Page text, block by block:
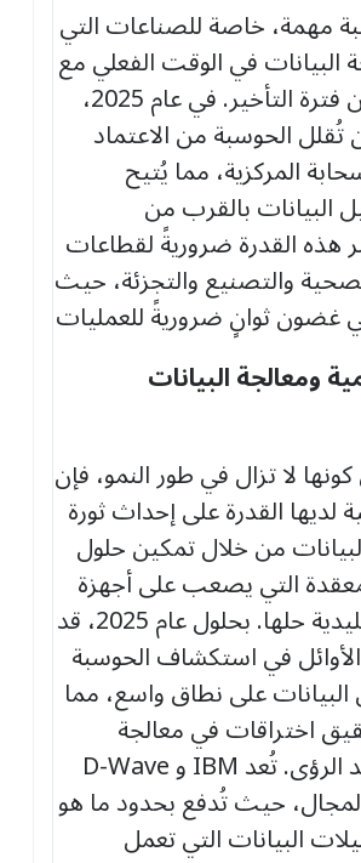
مهمة، خاصة للصناعات التي
في الوقت الفعلي مع
الحد الأدنى من فترة التأخير. في عام 2025،
تُقلل الحوسبة من الاعتماد
المركزية، مما يُتيح
البيانات بالقرب من
هذه القدرة ضروريةً لقطاعات
والتصنيع والتجزئة، حيث
غضون ثوانٍ ضروريةً للعمليات
ومعالجة البيانات
لا تزال في طور النمو، فإن
لديها القدرة على إحداث ثورة
من خلال تمكين حلول
التي يصعب على أجهزة
الكمبيوتر التقليدية حلها. بحلول عام 2025، قد
الأوائل في استكشاف الحوسبة
البيانات على نطاق واسع، مما
اختراقات في معالجة
البيانات وتوليد الرؤى. تُعد IBM و D-Wave
حيث تُدفع بحدود ما هو
البيانات التي تعمل